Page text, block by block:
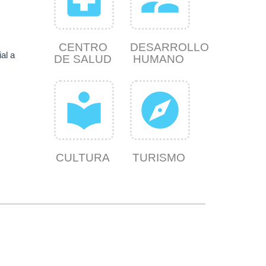
a
CENTRO
DE SALUD
DESARROLLO
HUMANO
local_library
CULTURA
explore
TURISMO